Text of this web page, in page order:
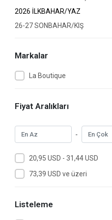
2026 İLKBAHAR/YAZ
26-27 SONBAHAR/KIŞ
Markalar
La Boutique
Fiyat Aralıkları
-
20,95 USD - 31,44 USD
73,39 USD ve üzeri
Listeleme